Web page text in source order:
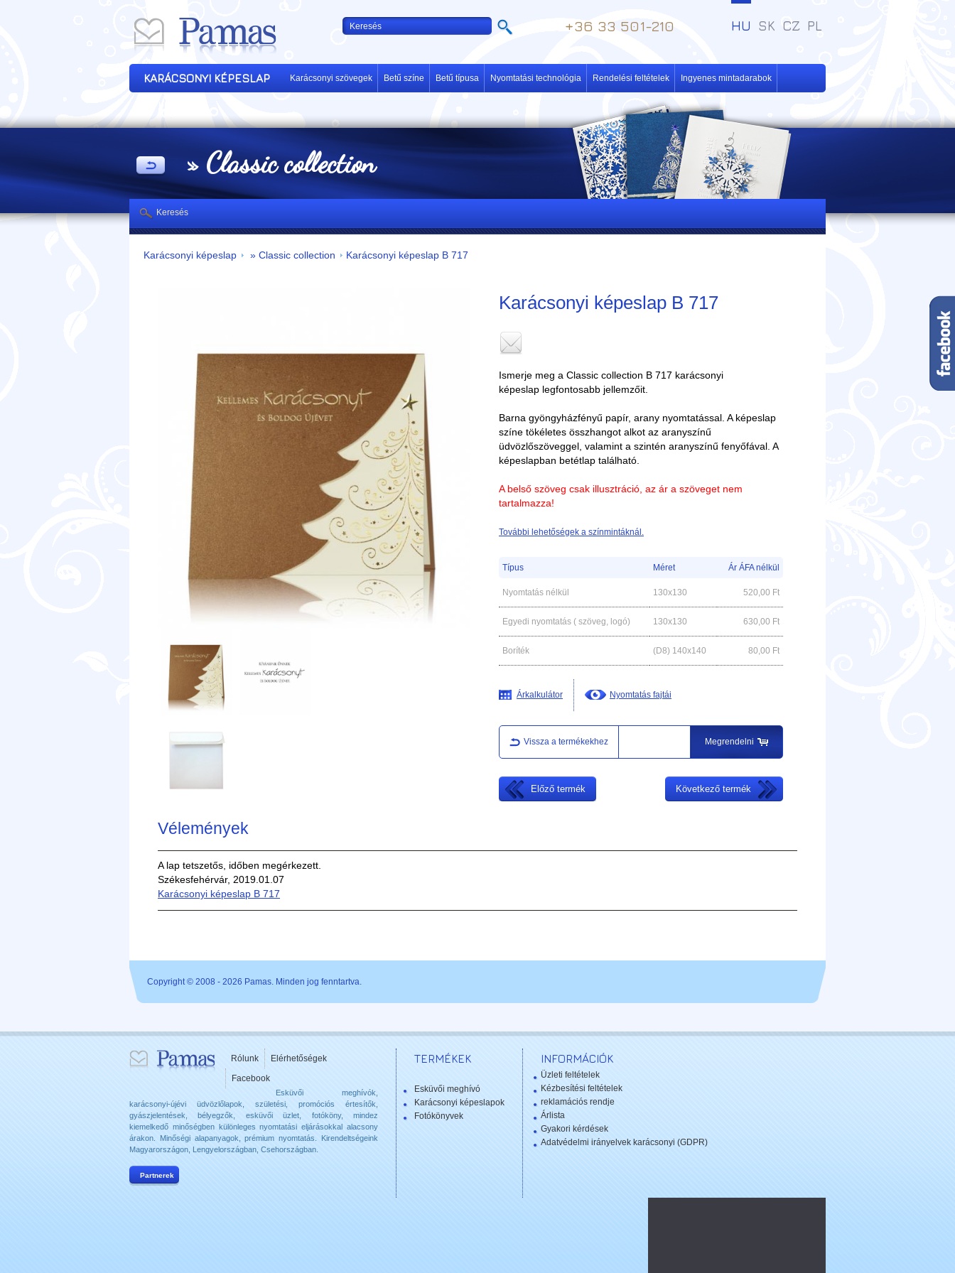
» Classic collection
+36 33 501-210 PL
CZ
SK
HU
KARÁCSONYI KÉPESLAP Karácsonyi szövegek Betű színe Betű típusa Nyomtatási technológia Rendelési feltételek Ingyenes mintadarabok
Karácsonyi képeslap » Classic collection Karácsonyi képeslap B 717
Karácsonyi képeslap B 717
Ismerje meg a Classic collection B 717 karácsonyi
képeslap legfontosabb jellemzőit.
Barna gyöngyházfényű papír, arany nyomtatással. A képeslap
színe tökéletes összhangot alkot az aranyszínű
üdvözlőszöveggel, valamint a szintén aranyszínű fenyőfával. A
képeslapban betétlap található.
A belső szöveg csak illusztráció, az ár a szöveget nem
tartalmazza!
További lehetőségek a színmintáknál.
Típus Méret Ár ÁFA nélkül
Nyomtatás nélkül 130x130 520,00 Ft
Egyedi nyomtatás ( szöveg, logó) 130x130 630,00 Ft
Boríték (D8) 140x140 80,00 Ft
Árkalkulátor Nyomtatás fajtái
Vissza a termékekhez Megrendelni
Előző termék Következő termék
Vélemények
A lap tetszetős, időben megérkezett.
Székesfehérvár, 2019.01.07
Karácsonyi képeslap B 717
Keresés
Copyright © 2008 - 2026 Pamas. Minden jog fenntartva.
Rólunk
Elérhetőségek
Facebook
Esküvői meghívók,
karácsonyi-újévi üdvözlőlapok, születési, promóciós értesítők,
gyászjelentések, bélyegzők, esküvői üzlet, fotóköny, mindez
kiemelkedő minőségben különleges nyomtatási eljárásokkal alacsony
árakon. Minőségi alapanyagok, prémium nyomtatás. Kirendeltségeink
Magyarországon, Lengyelországban, Csehországban.
Partnerek
TERMÉKEK
Esküvői meghívó
Karácsonyi képeslapok
Fotókönyvek
INFORMÁCIÓK
Üzleti feltételek
Kézbesítési feltételek
reklamációs rendje
Árlista
Gyakori kérdések
Adatvédelmi irányelvek karácsonyi (GDPR)